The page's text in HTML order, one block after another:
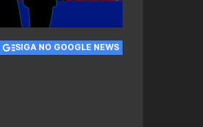
SIGA NO GOOGLE NEWS